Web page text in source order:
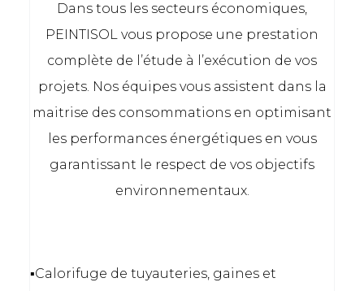
Dans tous les secteurs économiques,
PEINTISOL vous propose une prestation
complète de l’étude à l’exécution de vos
projets. Nos équipes vous assistent dans la
maitrise des consommations en optimisant
les performances énergétiques en vous
garantissant le respect de vos objectifs
environnementaux.
▪️Calorifuge de tuyauteries, gaines et